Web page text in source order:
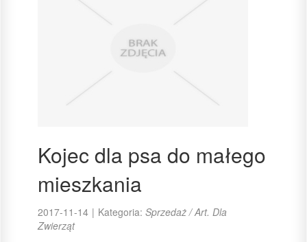
Kojec dla psa do małego
mieszkania
2017-11-14 | Kategoria: Sprzedaż / Art. Dla
Zwierząt